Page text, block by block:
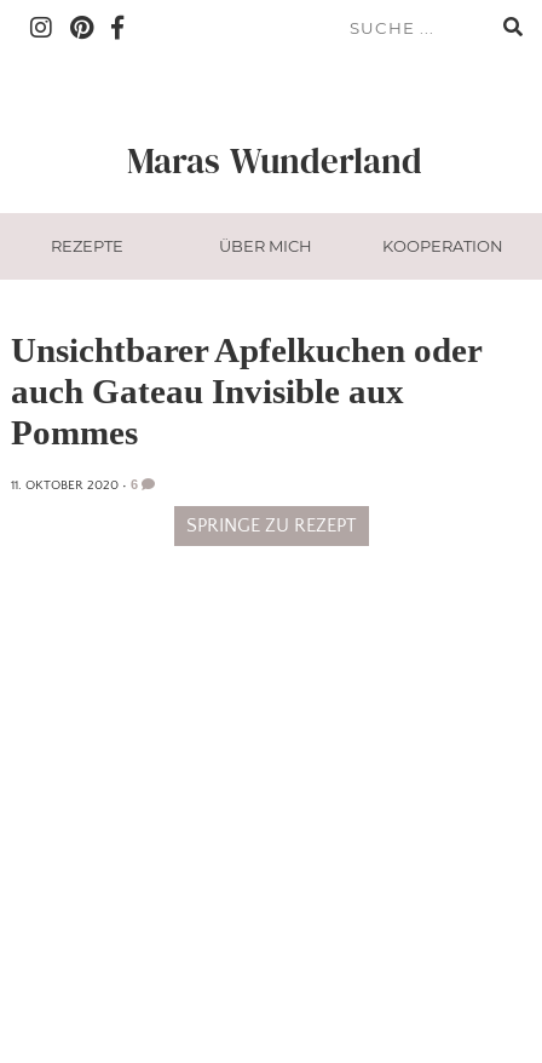
Maras Wunderland
REZEPTE ÜBER MICH KOOPERATION
Unsichtbarer Apfelkuchen oder
auch Gateau Invisible aux
Pommes
11. OKTOBER 2020• 6
SPRINGE ZU REZEPT